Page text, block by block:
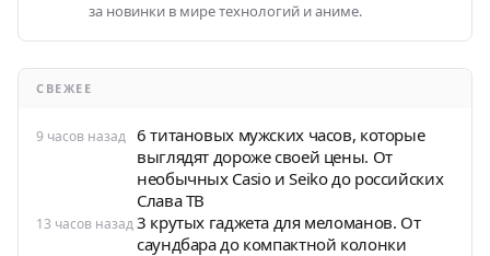
за новинки в мире технологий и аниме.
СВЕЖЕЕ
9 часов назад 6 титановых мужских часов, которые
выглядят дороже своей цены. От
необычных Casio и Seiko до российских
Слава ТВ
13 часов назад3 крутых гаджета для меломанов. От
саундбара до компактной колонки